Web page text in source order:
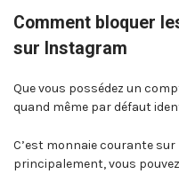
Comment bloquer
sur Instagram
Que vous possédez un
quand même par défaut
C’est monnaie courante
principalement, vous